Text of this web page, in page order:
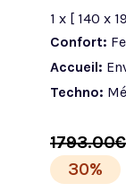
1 x [ 140 x
Confort:
Accueil:
Techno:
1793.00€
30%